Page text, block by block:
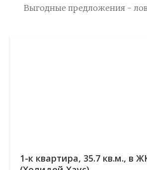
Выгодные предложения -
1-к квартира, 35.7 кв.м., в